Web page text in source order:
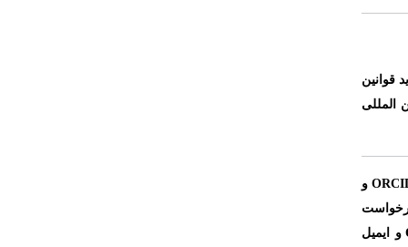
قوانین
المللی
و
و ایمیل